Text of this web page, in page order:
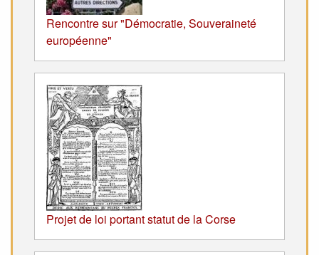
Rencontre sur "Démocratie, Souveraineté
européenne"
Projet de loi portant statut de la Corse